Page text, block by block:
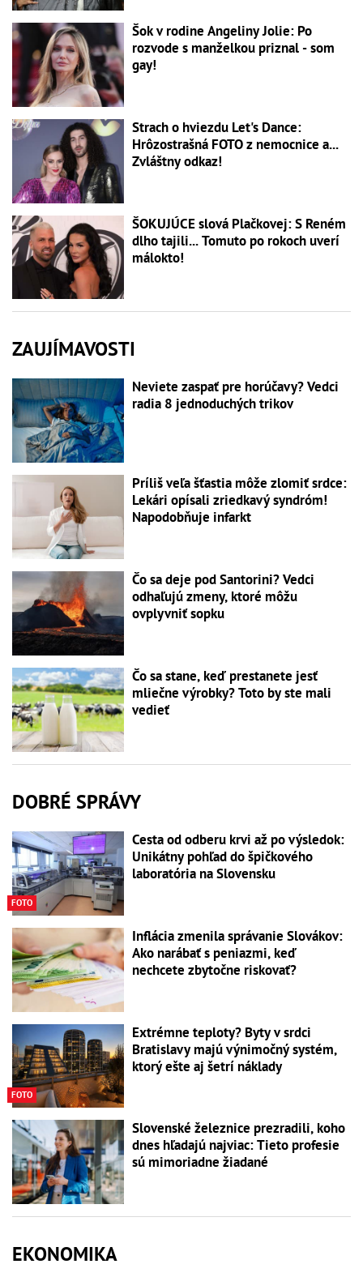
Šok v rodine Angeliny Jolie: Po
rozvode s manželkou priznal - som
gay!
Strach o hviezdu Let's Dance:
Hrôzostrašná FOTO z nemocnice a...
Zvláštny odkaz!
ŠOKUJÚCE slová Plačkovej: S Reném
dlho tajili... Tomuto po rokoch uverí
málokto!
ZAUJÍMAVOSTI
Neviete zaspať pre horúčavy? Vedci
radia 8 jednoduchých trikov
Príliš veľa šťastia môže zlomiť srdce:
Lekári opísali zriedkavý syndróm!
Napodobňuje infarkt
Čo sa deje pod Santorini? Vedci
odhaľujú zmeny, ktoré môžu
ovplyvniť sopku
Čo sa stane, keď prestanete jesť
mliečne výrobky? Toto by ste mali
vedieť
DOBRÉ SPRÁVY
FOTO
Cesta od odberu krvi až po výsledok:
Unikátny pohľad do špičkového
laboratória na Slovensku
Inflácia zmenila správanie Slovákov:
Ako narábať s peniazmi, keď
nechcete zbytočne riskovať?
FOTO
Extrémne teploty? Byty v srdci
Bratislavy majú výnimočný systém,
ktorý ešte aj šetrí náklady
Slovenské železnice prezradili, koho
dnes hľadajú najviac: Tieto profesie
sú mimoriadne žiadané
EKONOMIKA